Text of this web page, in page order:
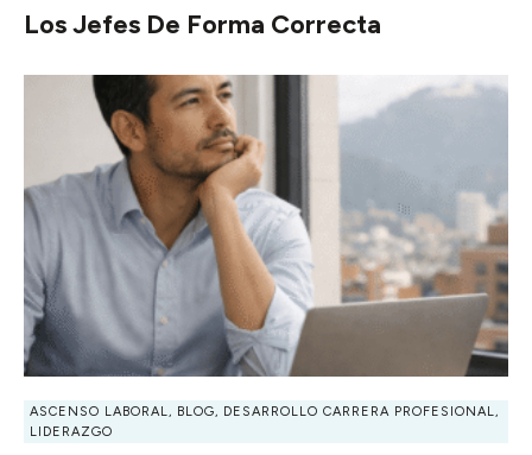
Los Jefes De Forma Correcta
ASCENSO LABORAL, BLOG, DESARROLLO CARRERA PROFESIONAL,
LIDERAZGO